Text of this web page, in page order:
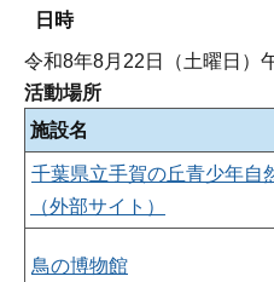
日時
令和8年8月22日（土曜日）
活動場所
施設名
千葉県立手賀の丘青少年自
（外部サイト）
鳥の博物館